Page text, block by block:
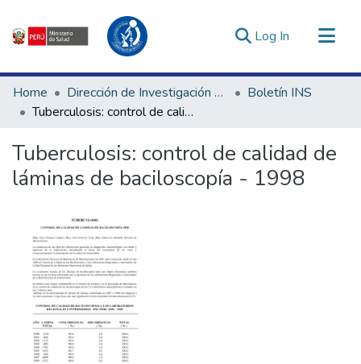
Log In (current)
Communities & Collections
All of DSpace
Estadísticas Externas
Enlaces de interés ▾
Home Dirección de Investigación e Innovación en Salud
Boletín INS
Tuberculosis: control de calidad de láminas de baciloscopía - 1998
Tuberculosis: control de calidad de
láminas de baciloscopía - 1998